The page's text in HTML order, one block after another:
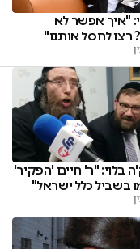
"איך אפשר לא
רצו לחסל אותנו"
בלוי: "ר' חיים 'הפקיר'
בשביל כלל ישראל"